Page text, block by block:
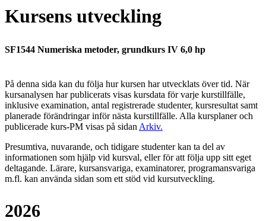
Kursens utveckling
SF1544 Numeriska metoder, grundkurs IV 6,0 hp
På denna sida kan du följa hur kursen har utvecklats över tid. När
kursanalysen har publicerats visas kursdata för varje kurstillfälle,
inklusive examination, antal registrerade studenter, kursresultat samt
planerade förändringar inför nästa kurstillfälle. Alla kursplaner och
publicerade kurs-PM visas på sidan Arkiv.
Presumtiva, nuvarande, och tidigare studenter kan ta del av
informationen som hjälp vid kursval, eller för att följa upp sitt eget
deltagande. Lärare, kursansvariga, examinatorer, programansvariga
m.fl. kan använda sidan som ett stöd vid kursutveckling.
2026